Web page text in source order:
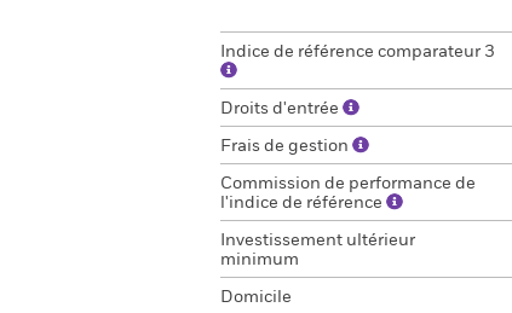
Indice de référence comparateur 3
Droits d'entrée
Frais de gestion
Commission de performance de
l'indice de référence
Investissement ultérieur
minimum
Domicile